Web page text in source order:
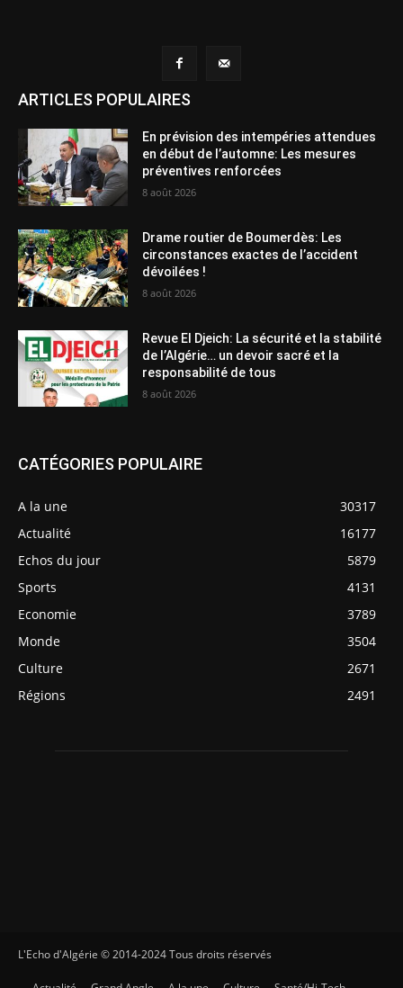
ARTICLES POPULAIRES
En prévision des intempéries attendues
en début de l’automne: Les mesures
préventives renforcées
8 août 2026
Drame routier de Boumerdès: Les
circonstances exactes de l’accident
dévoilées !
8 août 2026
Revue El Djeich: La sécurité et la stabilité
de l’Algérie… un devoir sacré et la
responsabilité de tous
8 août 2026
CATÉGORIES POPULAIRE
A la une
30317
Actualité
16177
Echos du jour
5879
Sports
4131
Economie
3789
Monde
3504
Culture
2671
Régions
2491
L'Echo d'Algérie © 2014-2024 Tous droits réservés